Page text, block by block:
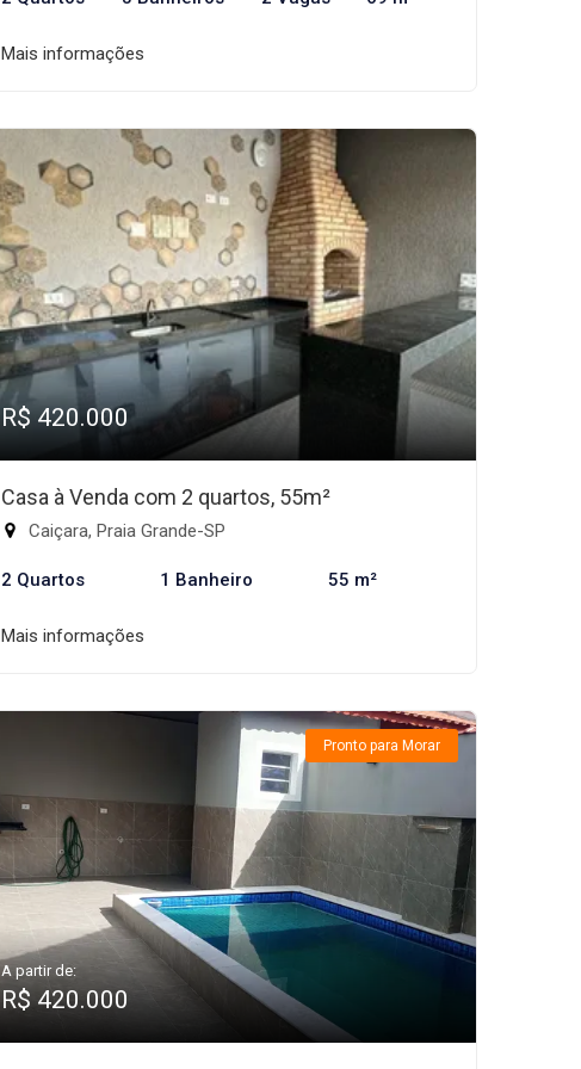
Mais informações
R$ 420.000
Casa à Venda com 2 quartos, 55m²
Caiçara, Praia Grande-SP
2 Quartos 1 Banheiro 55 m²
Mais informações
Pronto para Morar
A partir de:
R$ 420.000